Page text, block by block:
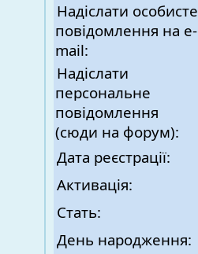
Надіслати особисте
повідомлення на e-
mail:
Надіслати
персональне
повідомлення
(сюди на форум):
Дата реєстрації:
Активація:
Стать:
День народження: